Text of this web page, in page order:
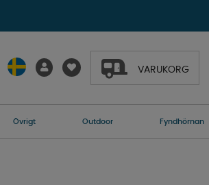
VARUKORG
Övrigt Outdoor Fyndhörnan